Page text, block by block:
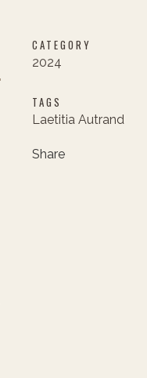
CATEGORY
2024
TAGS
Laetitia Autrand
Share